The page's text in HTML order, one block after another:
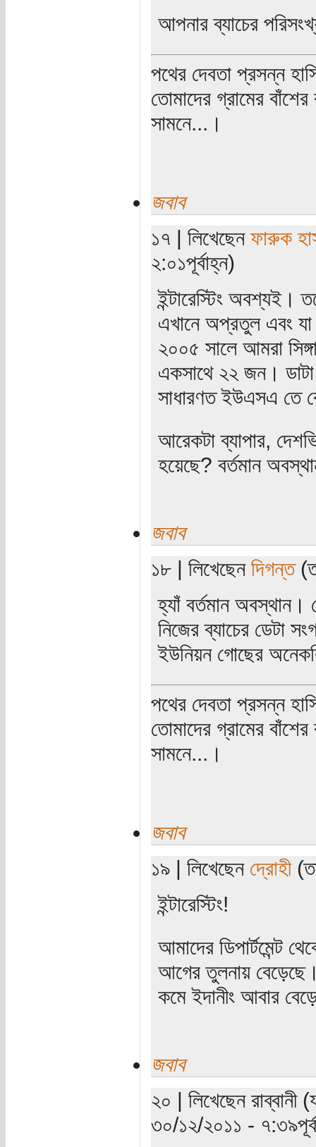
আপনার ব্যাচের
পথের দেবতা প্রসন্ন
তোমাদের গ্রামের
সামনে...।
জবাব
১৭ | লিখেছেন ফারুক
২:০১পূর্বাহ্ন)
ইন্টারেস্টিং অবশ্যই।
এখানে অপ্রতুল এবং যা
২০০৫ সালে আমরা
একসাথে ২২ জন।
সাধারণত ইউএসএ তে
আরেকটা ব্যাপার,
হয়েছে? বর্তমান
জবাব
১৮ | লিখেছেন দিগন্ত
হ্যাঁ বর্তমান
নিজের ব্যাচের ডেটা
ইউনিয়ন গোছের
পথের দেবতা প্রসন্ন
তোমাদের গ্রামের
সামনে...।
জবাব
১৯ | লিখেছেন দ্রোহী
ইন্টারেস্টিং!
আমাদের ডিপার্টমেন্ট
আগের তুলনায়
কমে ইদানীং আবার
জবাব
২০ | লিখেছেন রাব্বানী
৩০/১২/২০১১ -